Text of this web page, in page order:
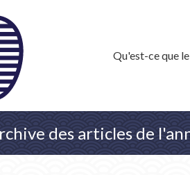
Qu'est-ce que
des articles de